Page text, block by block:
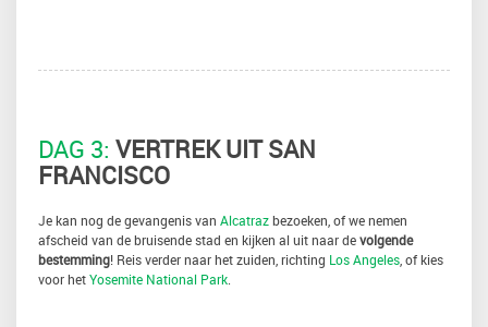
DAG 3: VERTREK UIT SAN
FRANCISCO
Je kan nog de gevangenis van Alcatrazbezoeken, of we nemen
afscheid van de bruisende stad en kijken al uit naar devolgende
bestemming! Reis verder naar het zuiden, richting Los Angeles , of kies
voor hetYosemite National Park